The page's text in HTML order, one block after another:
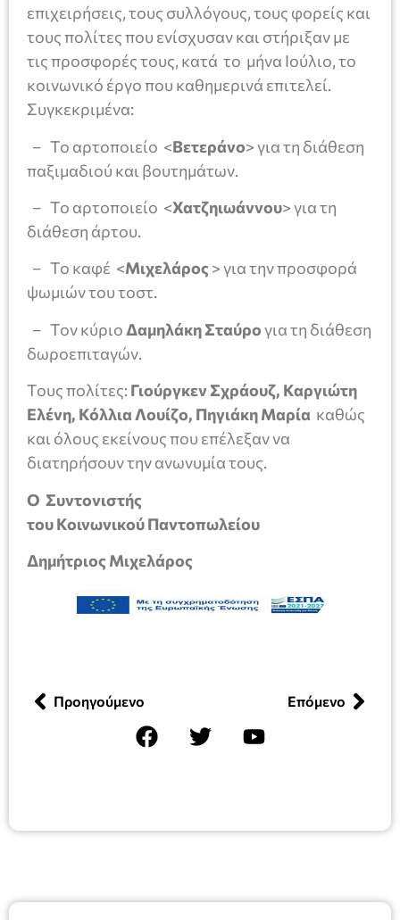
επιχειρήσεις, τους συλλόγους, τους φορείς και
τους πολίτες που ενίσχυσαν και στήριξαν με
τις προσφορές τους, κατά το μήνα Ιούλιο, το
κοινωνικό έργο που καθημερινά επιτελεί.
Συγκεκριμένα:
– Το αρτοποιείο <Βετεράνο> για τη διάθεση
παξιμαδιού και βουτημάτων.
– Το αρτοποιείο <Χατζηιωάννου> για τη
διάθεση άρτου.
– Το καφέ <Μιχελάρος > για την προσφορά
ψωμιών του τοστ.
– Τον κύριο Δαμηλάκη Σταύρογια τη διάθεση
δωροεπιταγών.
Τους πολίτες:Γιούργκεν Σχράουζ, Καργιώτη
Ελένη, Κόλλια Λουίζο, Πηγιάκη Μαρία καθώς
και όλους εκείνους που επέλεξαν να
διατηρήσουν την ανωνυμία τους.
Ο Συντονιστής
του Κοινωνικού Παντοπωλείου
Δημήτριος Μιχελάρος
Προηγούμενο Επόμενο